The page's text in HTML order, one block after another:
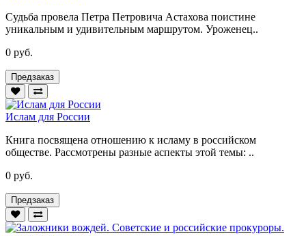
Судьба провела Петра Петровича Астахова поистине
уникальным и удивительным маршрутом. Уроженец..
0 руб.
Предзаказ
Ислам для России
Книга посвящена отношению к исламу в российском
обществе. Рассмотрены разные аспекты этой темы: ..
0 руб.
Предзаказ